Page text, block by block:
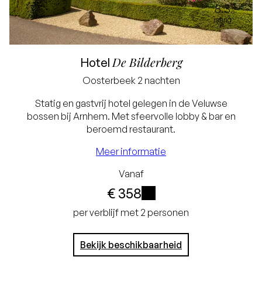
8.3
rating
Hotel De Bilderberg
Oosterbeek 2 nachten
Statig en gastvrij hotel gelegen in de Veluwse
bossen bij Arnhem. Met sfeervolle lobby & bar en
beroemd restaurant.
Meer informatie
Vanaf
€ 358
i
Gratis annuleren tot
24 uur voor aankomst
nodig, je betaalt in het
per verblijf met 2 personen
Bekijk beschikbaarheid